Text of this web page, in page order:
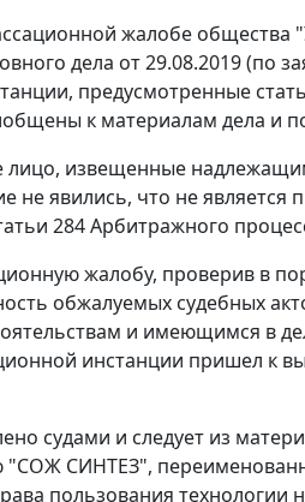
жалобе общества
дела от 29.08.2019 (по
предусмотренные
к материалам дела и
лицо, извещенные
не явились, что не
284 Арбитражного
жалобу, проверив в
обжалуемых судебных
и имеющимся в
инстанции пришел к
судами и следует из
"СОЖ СИНТЕЗ",
пользования технологии